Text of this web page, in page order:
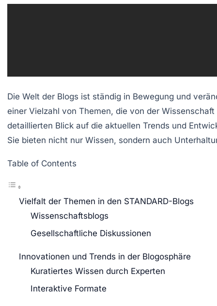
Die Welt der Blogs ist ständig in Bewegung und
einer Vielzahl von Themen, die von der
detaillierten Blick auf die aktuellen Trends und
Sie bieten nicht nur Wissen, sondern auch
Table of Contents
Vielfalt der Themen in den STANDARD-Blogs
Wissenschaftsblogs
Gesellschaftliche Diskussionen
Innovationen und Trends in der Blogosphäre
Kuratiertes Wissen durch Experten
Interaktive Formate